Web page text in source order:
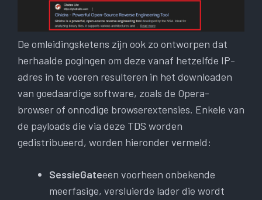
De omleidingsketens zijn ook zo ontworpen dat
herhaalde pogingen om deze vanaf hetzelfde IP-
adres in te voeren resulteren in het downloaden
van goedaardige software, zoals de Opera-
browser of onnodige browserextensies. Enkele van
de payloads die via deze TDS worden
gedistribueerd, worden hieronder vermeld:
SessieGateeen voorheen onbekende
meerfasige, versluierde lader die wordt